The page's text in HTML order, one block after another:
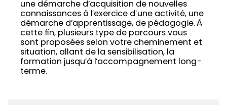
une démarche d’acquisition de nouvelles
connaissances à l’exercice d’une activité, une
démarche d’apprentissage, de pédagogie. À
cette fin, plusieurs type de parcours vous
sont proposées selon votre cheminement et
situation, allant de la sensibilisation, la
formation jusqu’à l’accompagnement long-
terme.